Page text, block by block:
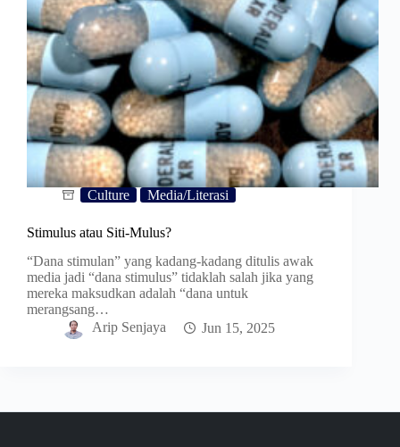
Culture Media/Literasi
Stimulus atau Siti-Mulus?
“Dana stimulan” yang kadang-kadang ditulis awak
media jadi “dana stimulus” tidaklah salah jika yang
mereka maksudkan adalah “dana untuk
merangsang…
Arip Senjaya
Jun 15, 2025